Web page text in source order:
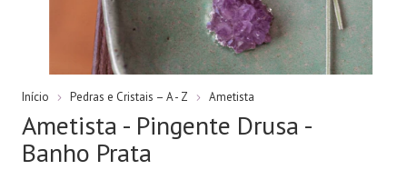
Início Pedras e Cristais – A - Z Ametista
Ametista - Pingente Drusa -
Banho Prata